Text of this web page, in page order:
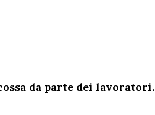
da parte dei lavoratori.